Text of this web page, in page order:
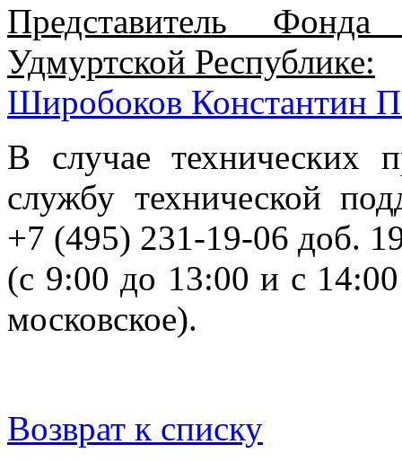
Представитель
Удмуртской Республике:
Широбоков Константин
В случае технических
службу технической
+7 (495) 231-19-06 доб.
(с 9:00 до 13:00 и с
московское).
Возврат к списку